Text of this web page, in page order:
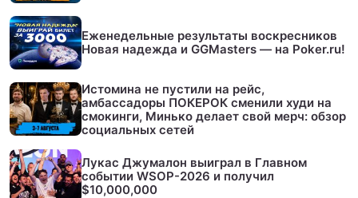
Еженедельные результаты воскресников
Новая надежда и GGMasters — на Poker.ru!
Истомина не пустили на рейс,
амбассадоры ПОКЕРОК сменили худи на
смокинги, Минько делает свой мерч: обзор
социальных сетей
Лукас Джумалон выиграл в Главном
событии WSOP-2026 и получил
$10,000,000